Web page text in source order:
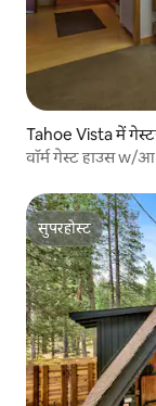
Tahoe Vista में
वॉर्म गेस्ट हाउस w/
सुपरहोस्ट
सुपरहोस्ट